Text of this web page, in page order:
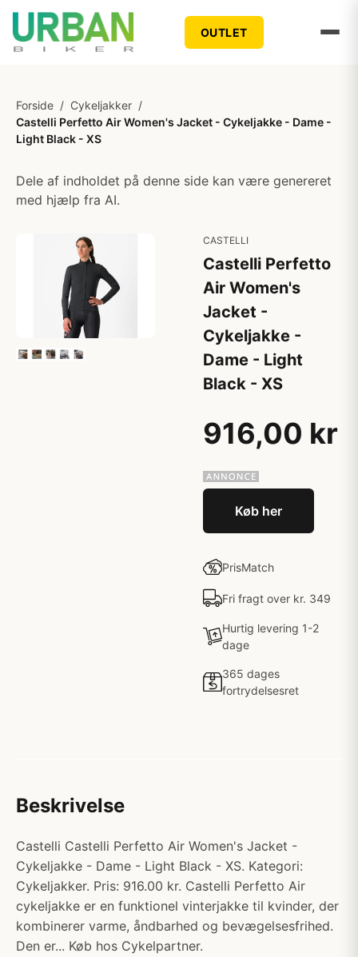
OUTLET
Forside / Cykeljakker /
Castelli Perfetto Air Women's Jacket - Cykeljakke - Dame -
Light Black - XS
Dele af indholdet på denne side kan være genereret
med hjælp fra AI.
CASTELLI
Castelli Perfetto
Air Women's
Jacket -
Cykeljakke -
Dame - Light
Black - XS
916,00 kr
Køb her
PrisMatch
Fri fragt over kr. 349
Hurtig levering 1-2
dage
365 dages
fortrydelsesret
Beskrivelse
Castelli Castelli Perfetto Air Women's Jacket -
Cykeljakke - Dame - Light Black - XS. Kategori:
Cykeljakker. Pris: 916.00 kr. Castelli Perfetto Air
cykeljakke er en funktionel vinterjakke til kvinder, der
kombinerer varme, åndbarhed og bevægelsesfrihed.
Den er... Køb hos Cykelpartner.